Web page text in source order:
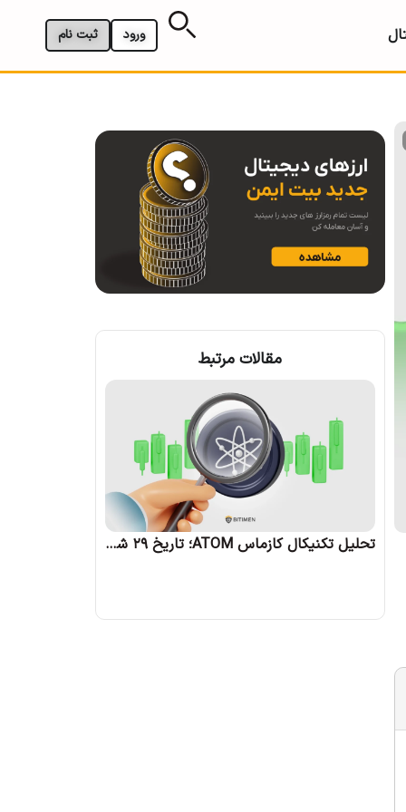
ثبت نام ورود
مقالات مرتبط
تحلیل تکنیکال کازماس ATOM؛ تاریخ 29 شهریور 1403